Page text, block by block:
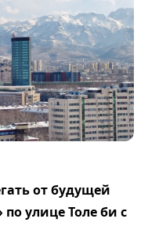
от будущей
улице Толе би с